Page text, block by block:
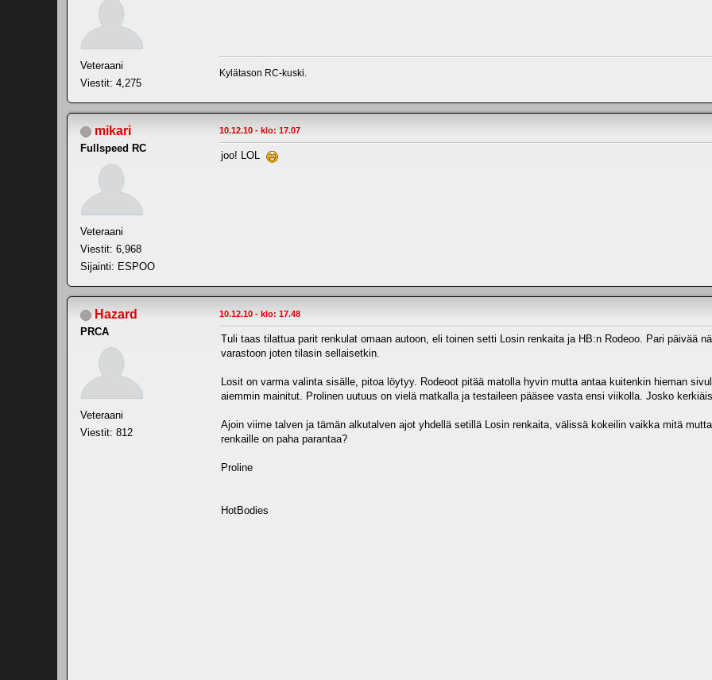
Veteraani
Viestit: 4,275
Kylätason RC-kuski.
mikari
Fullspeed RC
Veteraani
Viestit: 6,968
Sijainti: ESPOO
10.12.10 - klo: 17.07
joo! LOL
Hazard
PRCA
Veteraani
Viestit: 812
10.12.10 - klo: 17.48
Tuli taas tilattua parit renkulat omaan autoon, eli toinen setti Losin renkaita ja HB:n Rodeoo. Pari päivää
varastoon joten tilasin sellaisetkin.
Losit on varma valinta sisälle, pitoa löytyy. Rodeoot pitää matolla hyvin mutta antaa kuitenkin hieman
aiemmin mainitut. Prolinen uutuus on vielä matkalla ja testaileen pääsee vasta ensi viikolla. Josko
Ajoin viime talven ja tämän alkutalven ajot yhdellä setillä Losin renkaita, välissä kokeilin vaikka mitä
renkaille on paha parantaa?
Proline
HotBodies